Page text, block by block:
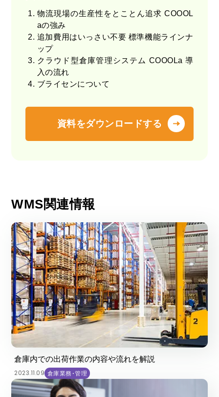
物流現場の生産性をとことん追求 COOOL
aの強み
追加費用はいっさい不要 標準機能ラインナ
ップ
クラウド型倉庫管理システム COOOLa 導
入の流れ
ブライセンについて
資料をダウンロードする
WMS関連情報
倉庫内での出荷作業の内容や流れを解説
2023.11.09 倉庫業務・管理